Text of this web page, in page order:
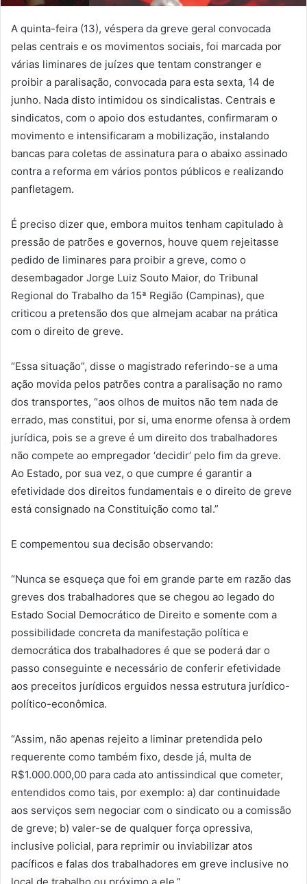
A quinta-feira (13), véspera da greve geral convocada
pelas centrais e os movimentos sociais, foi marcada por
várias liminares de juízes que tentam constranger e
proibir a paralisação, convocada para esta sexta, 14 de
junho. Nada disto intimidou os sindicalistas. Centrais e
sindicatos, com o apoio dos estudantes, confirmaram o
movimento e intensificaram a mobilização, instalando
bancas para coletas de assinatura para o abaixo assinado
contra a reforma em vários pontos públicos e realizando
panfletagem.
É preciso dizer que, embora muitos tenham capitulado à
pressão de patrões e governos, houve quem rejeitasse
pedido de liminares para proibir a greve, como o
desembagador Jorge Luiz Souto Maior, do Tribunal
Regional do Trabalho da 15ª Região (Campinas), que
criticou a pretensão dos que almejam acabar na prática
com o direito de greve.
“Essa situação”, disse o magistrado referindo-se a uma
ação movida pelos patrões contra a paralisação no ramo
dos transportes, “aos olhos de muitos não tem nada de
errado, mas constitui, por si, uma enorme ofensa à ordem
jurídica, pois se a greve é um direito dos trabalhadores
não compete ao empregador ‘decidir’ pelo fim da greve.
Ao Estado, por sua vez, o que cumpre é garantir a
efetividade dos direitos fundamentais e o direito de greve
está consignado na Constituição como tal.”
E compementou sua decisão observando:
“Nunca se esqueça que foi em grande parte em razão das
greves dos trabalhadores que se chegou ao legado do
Estado Social Democrático de Direito e somente com a
possibilidade concreta da manifestação política e
democrática dos trabalhadores é que se poderá dar o
passo conseguinte e necessário de conferir efetividade
aos preceitos jurídicos erguidos nessa estrutura jurídico-
político-econômica.
“Assim, não apenas rejeito a liminar pretendida pelo
requerente como também fixo, desde já, multa de
R$1.000.000,00 para cada ato antissindical que cometer,
entendidos como tais, por exemplo: a) dar continuidade
aos serviços sem negociar com o sindicato ou a comissão
de greve; b) valer-se de qualquer força opressiva,
inclusive policial, para reprimir ou inviabilizar atos
pacíficos e falas dos trabalhadores em greve inclusive no
local de trabalho ou próximo a ele.”